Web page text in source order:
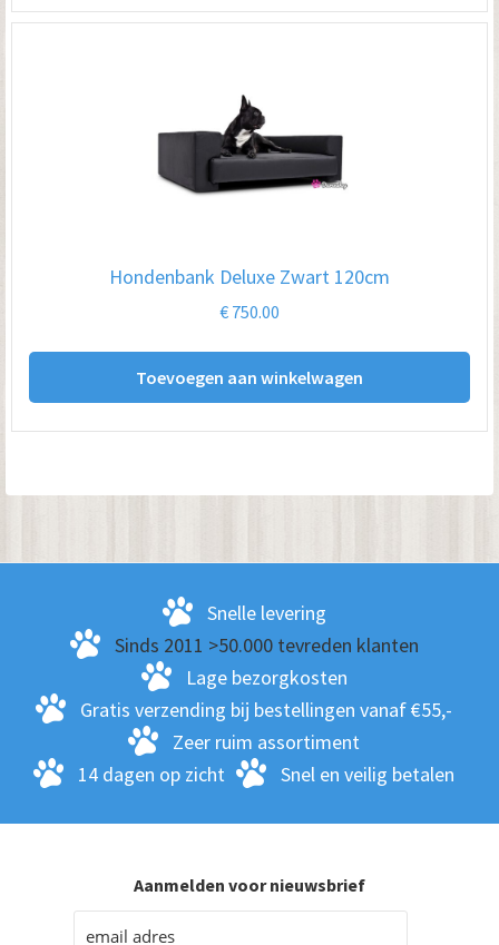
Hondenbank Deluxe Zwart 120cm
€ 750.00
Toevoegen aan winkelwagen
Snelle levering
Sinds 2011 >50.000 tevreden klanten
Lage bezorgkosten
Gratis verzending bij bestellingen vanaf €55,-
Zeer ruim assortiment
14 dagen op zicht
Snel en veilig betalen
Aanmelden voor nieuwsbrief